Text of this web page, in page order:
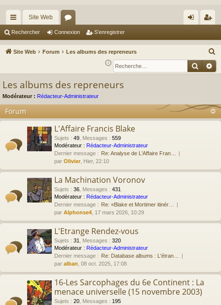
cc
ès
Site Web
or
u ne
xi
nr
eg
r
Rechercher Connexion S’enregistrer
Site Web Forum Les albums des repreneurs
e
c
r
Les albums des repreneurs
Modérateur : Rédacteur-Administrateur
Forum
L'Affaire Francis Blake
Sujets : 49 Messages : 559
Modérateur : Rédacteur-Administrateur
Dernier message :
Re: Analyse de L'Affaire Fran…
par Olivier , Hier, 22:10
La Machination Voronov
Sujets : 36 Messages : 431
Modérateur : Rédacteur-Administrateur
Dernier message :
Re: «Blake et Mortimer itinér…
par Alphonse4 , 17 mars 2026, 10:29
L'Etrange Rendez-vous
Sujets : 31 Messages : 320
Modérateur : Rédacteur-Administrateur
Dernier message :
Re: Database albums : L'étran…
par alban , 08 oct. 2025, 17:08
16-Les Sarcophages du 6e Continent : La
menace universelle (15 novembre 2003)
Sujets : 20 Messages : 195